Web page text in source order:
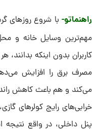
راهنماتو- با شروع روزهای
مهم‌ترین وسایل خانه و
کاربران بدون اینکه
مصرف برق را افزایش
می‌کند و هم باعث کاهش
خرابی‌های رایج کولرهای
پنل داخلی، در واقع نتیجه